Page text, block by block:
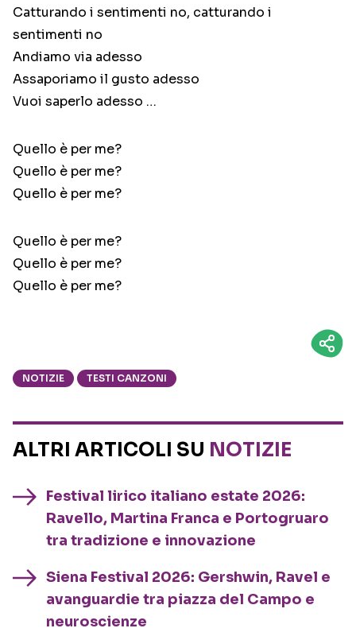
Catturando i sentimenti no, catturando i
sentimenti no
Andiamo via adesso
Assaporiamo il gusto adesso
Vuoi saperlo adesso …
Quello è per me?
Quello è per me?
Quello è per me?
Quello è per me?
Quello è per me?
Quello è per me?
NOTIZIE TESTI CANZONI
ALTRI ARTICOLI SU NOTIZIE
Festival lirico italiano estate 2026:
Ravello, Martina Franca e Portogruaro
tra tradizione e innovazione
Siena Festival 2026: Gershwin, Ravel e
avanguardie tra piazza del Campo e
neuroscienze